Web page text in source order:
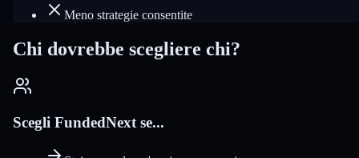
Meno strategie consentite
Chi dovrebbe scegliere chi?
Scegli FundedNext se...